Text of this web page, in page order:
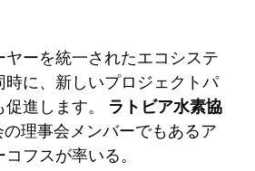
ーを統一されたエコシステ
に、新しいプロジェクトパ
進します。 ラトビア水素協
理事会メンバーでもあるア
フスが率いる。